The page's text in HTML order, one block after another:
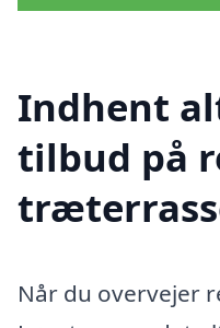
Indhent
tilbud på
Når du overvejer